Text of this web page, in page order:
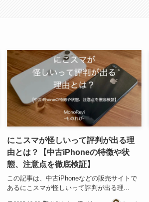
にこスマが怪しいって評判が出る理
由とは？【中古iPhoneの特徴や状
態、注意点を徹底検証】
この記事は、中古iPhoneなどの販売サイトで
あるにこスマが怪しいって評判が出る理...